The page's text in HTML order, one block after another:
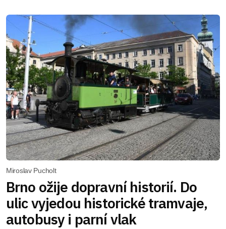
Miroslav Pucholt
Brno ožije dopravní historií. Do
ulic vyjedou historické tramvaje,
autobusy i parní vlak